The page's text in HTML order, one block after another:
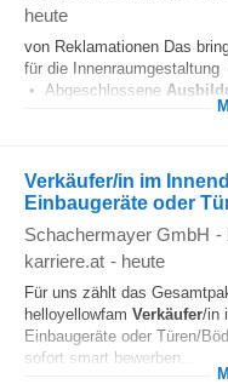
heute
von Reklamationen Das
für die
• Abgeschlossene
Verkäufer/in im
Einbaugeräte oder
Schachermayer GmbH -
karriere.at - heute
Für uns zählt das
helloyellowfam Verkäufer/in
Einbaugeräte oder Türen/
sofort smart bewerben...